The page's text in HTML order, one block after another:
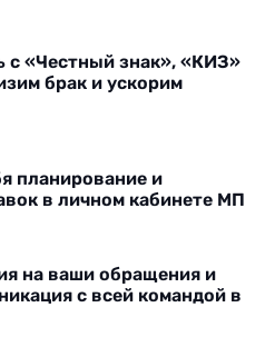
с «Честный знак», «КИЗ»
брак и ускорим
планирование и
в личном кабинете МП
на ваши обращения и
с всей командой в